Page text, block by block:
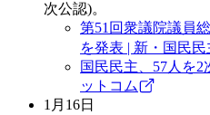
次公認)。
第51回衆議院議員
を発表 | 新・国民民
国民民主、57人を2
ットコム
1月16日